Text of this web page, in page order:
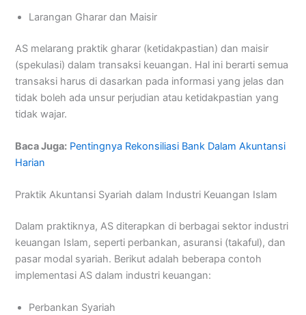
Larangan Gharar dan Maisir
AS melarang praktik gharar (ketidakpastian) dan maisir
(spekulasi) dalam transaksi keuangan. Hal ini berarti semua
transaksi harus di dasarkan pada informasi yang jelas dan
tidak boleh ada unsur perjudian atau ketidakpastian yang
tidak wajar.
Baca Juga: Pentingnya Rekonsiliasi Bank Dalam Akuntansi
Harian
Praktik Akuntansi Syariah dalam Industri Keuangan Islam
Dalam praktiknya, AS diterapkan di berbagai sektor industri
keuangan Islam, seperti perbankan, asuransi (takaful), dan
pasar modal syariah. Berikut adalah beberapa contoh
implementasi AS dalam industri keuangan:
Perbankan Syariah